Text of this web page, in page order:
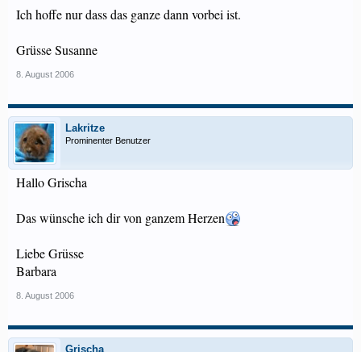
Ich hoffe nur dass das ganze dann vorbei ist.
Grüsse Susanne
8. August 2006
Lakritze
Prominenter Benutzer
Hallo Grischa
Das wünsche ich dir von ganzem Herzen
Liebe Grüsse
Barbara
8. August 2006
Grischa